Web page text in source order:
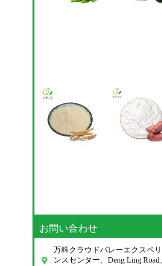
お問い合わせ
万科クラウドバレーエクスペ
ンスセンター、Deng Ling Road